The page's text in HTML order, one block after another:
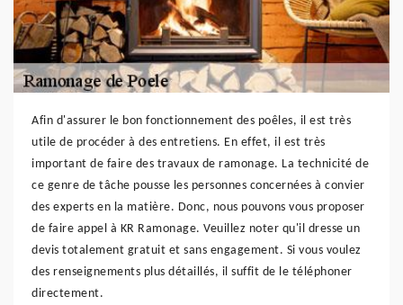
Afin d'assurer le bon fonctionnement des poêles, il est très
utile de procéder à des entretiens. En effet, il est très
important de faire des travaux de ramonage. La technicité de
ce genre de tâche pousse les personnes concernées à convier
des experts en la matière. Donc, nous pouvons vous proposer
de faire appel à KR Ramonage. Veuillez noter qu'il dresse un
devis totalement gratuit et sans engagement. Si vous voulez
des renseignements plus détaillés, il suffit de le téléphoner
directement.